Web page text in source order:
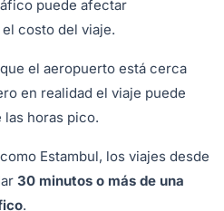
puede afectar
costo del viaje.
el aeropuerto está cerca
en realidad el viaje puede
las horas pico.
Estambul, los viajes desde
30 minutos o más de una
.